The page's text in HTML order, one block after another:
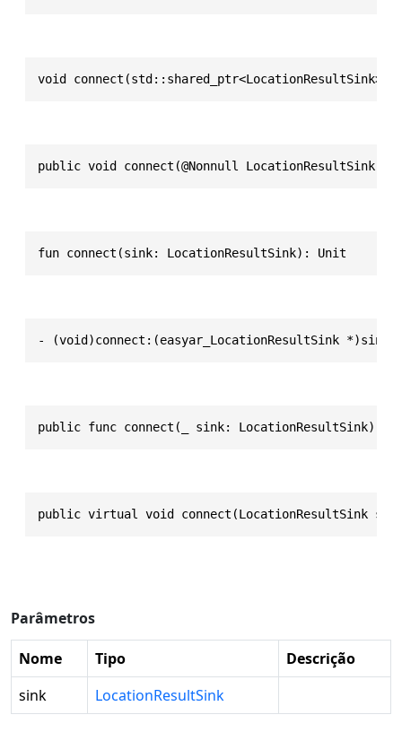
void connect(std::shared_ptr<LocationResultSink>
public void connect(@Nonnull LocationResultSink
fun connect(sink: LocationResultSink): Unit
- (void)connect:(easyar_LocationResultSink *)sink
public func connect(_ sink: LocationResultSink) ->
public virtual void connect(LocationResultSink
Parâmetros
Nome Tipo
Descrição
sink
LocationResultSink